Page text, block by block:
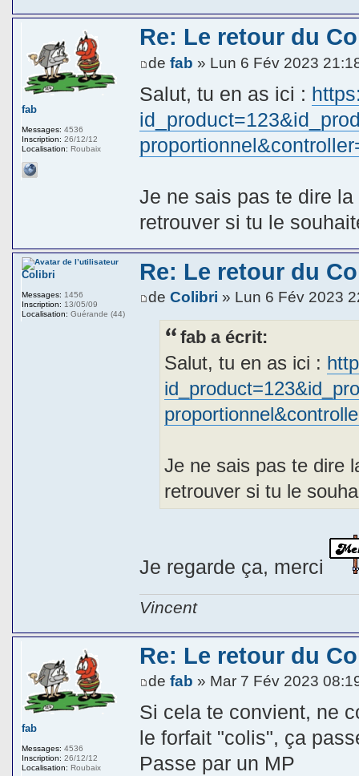
Re: Le retour du
defab » Lun 6 Fév 2023
Salut, tu en as ici :
Je ne sais pas te dire
retrouver si tu le
fab
Messages: 4536
Inscription: 26/12/12
Localisation: Roubaix
Re: Le retour du
deColibri » Lun 6 Fév 2023
fab a écrit:
Salut, tu en as ici :
Je ne sais pas te dire
retrouver si tu le
Je regarde ça, merci
Vincent
Colibri
Messages: 1456
Inscription: 13/05/09
Localisation: Guérande (44)
Re: Le retour du
defab » Mar 7 Fév 2023
Si cela te convient, ne
le forfait "colis", ça
Passe par un MP
fab
Messages: 4536
Inscription: 26/12/12
Localisation: Roubaix